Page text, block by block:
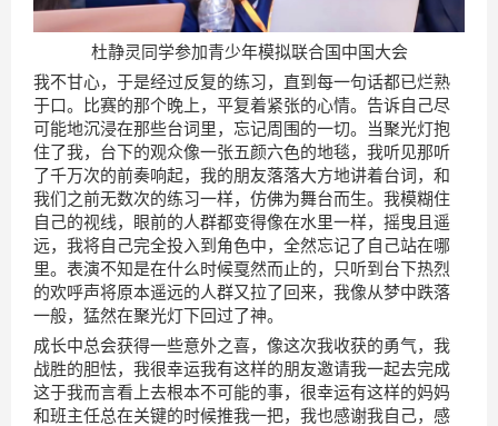
杜静灵同学参加青少年模拟联合国中国大会
我不甘心，于是经过反复的练习，直到每一句话都已烂熟
于口。比赛的那个晚上，平复着紧张的心情。告诉自己尽
可能地沉浸在那些台词里，忘记周围的一切。当聚光灯抱
住了我，台下的观众像一张五颜六色的地毯，我听见那听
了千万次的前奏响起，我的朋友落落大方地讲着台词，和
我们之前无数次的练习一样，仿佛为舞台而生。我模糊住
自己的视线，眼前的人群都变得像在水里一样，摇曳且遥
远，我将自己完全投入到角色中，全然忘记了自己站在哪
里。表演不知是在什么时候戛然而止的，只听到台下热烈
的欢呼声将原本遥远的人群又拉了回来，我像从梦中跌落
一般，猛然在聚光灯下回过了神。
成长中总会获得一些意外之喜，像这次我收获的勇气，我
战胜的胆怯，我很幸运我有这样的朋友邀请我一起去完成
这于我而言看上去根本不可能的事，很幸运有这样的妈妈
和班主任总在关键的时候推我一把，我也感谢我自己，感